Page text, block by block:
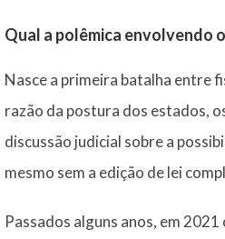
Qual a polêmica envolvendo
Nasce a primeira batalha entre
razão da postura dos estados,
discussão judicial sobre a
mesmo sem a edição de lei
Passados alguns anos, em 2021